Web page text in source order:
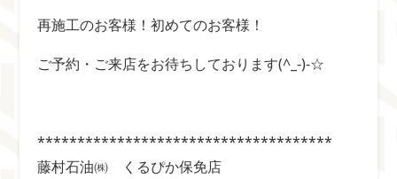
再施工のお客様！初めてのお客様！
ご予約・ご来店をお待ちしております(^_-)-☆
*************************************
藤村石油㈱ くるぴか保免店